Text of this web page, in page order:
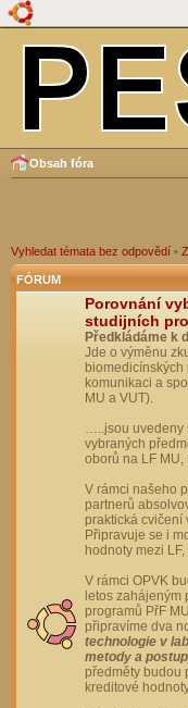
Obsah fóra
Vyhledat témata bez odpovědí •
FÓRUM
Porovnání
studijních
Předkládáme k
Jde o výměnu
biomedicínských
komunikaci a
MU a VUT).
…..jsou
vybraných
oborů na LF MU,
V rámci našeho
partnerů
praktická cvičení
Připravuje se i
hodnoty mezi LF,
V rámci OPVK
letos zahájeným
programů PřF
připravíme dva
technologie v
metody a
předměty budou
kreditové